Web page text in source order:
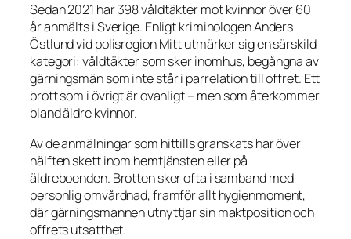
Sedan 2021 har 398 våldtäkter mot kvinnor över 60
år anmälts i Sverige. Enligt kriminologen Anders
Östlund vid polisregion Mitt utmärker sig en särskild
kategori: våldtäkter som sker inomhus, begångna av
gärningsmän som inte står i parrelation till offret. Ett
brott som i övrigt är ovanligt – men som återkommer
bland äldre kvinnor.
Av de anmälningar som hittills granskats har över
hälften skett inom hemtjänsten eller på
äldreboenden. Brotten sker ofta i samband med
personlig omvårdnad, framför allt hygienmoment,
där gärningsmannen utnyttjar sin maktposition och
offrets utsatthet.